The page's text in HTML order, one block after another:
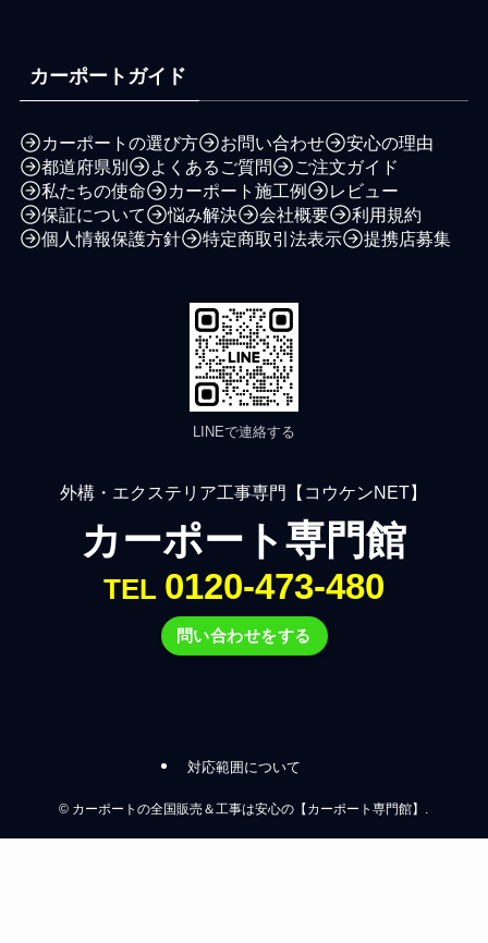
カーポートガイド
カーポートの選び方 お問い合わせ
安心の理由
都道府県別
よくあるご質問
ご注文ガイド
私たちの使命
カーポート施工例
レビュー
保証について
悩み解決 会社概要
利用規約
個人情報保護方針
特定商取引法表示 提携店募集
LINEで連絡する
外構・エクステリア工事専門【コウケンNET】
カーポート専門館
TEL 0120-473-480
問い合わせをする
対応範囲について
© カーポートの全国販売＆工事は安心の【カーポート専門館】.